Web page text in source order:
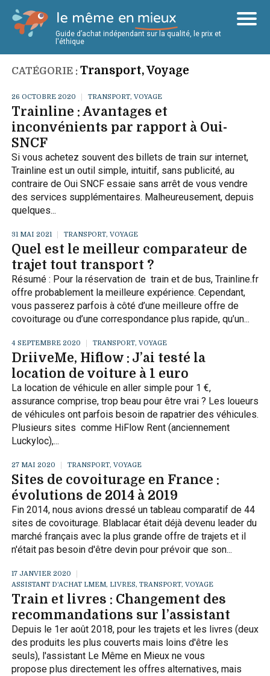
Guide d’achat indépendant sur la qualité, le prix et
l'éthique
CATÉGORIE : Transport, Voyage
26 OCTOBRE 2020 TRANSPORT, VOYAGE
Trainline : Avantages et
inconvénients par rapport à Oui-
SNCF
Si vous achetez souvent des billets de train sur internet,
Trainline est un outil simple, intuitif, sans publicité, au
contraire de Oui SNCF essaie sans arrêt de vous vendre
des services supplémentaires. Malheureusement, depuis
quelques...
31 MAI 2021 TRANSPORT, VOYAGE
Quel est le meilleur comparateur de
trajet tout transport ?
Résumé : Pour la réservation de train et de bus, Trainline.fr
offre probablement la meilleure expérience. Cependant,
vous passerez parfois à côté d’une meilleure offre de
covoiturage ou d’une correspondance plus rapide, qu’un...
4 SEPTEMBRE 2020 TRANSPORT, VOYAGE
DriiveMe, Hiflow : J’ai testé la
location de voiture à 1 euro
La location de véhicule en aller simple pour 1 €,
assurance comprise, trop beau pour être vrai ? Les loueurs
de véhicules ont parfois besoin de rapatrier des véhicules.
Plusieurs sites comme HiFlow Rent (anciennement
Luckyloc),...
27 MAI 2020 TRANSPORT, VOYAGE
Sites de covoiturage en France :
évolutions de 2014 à 2019
Fin 2014, nous avions dressé un tableau comparatif de 44
sites de covoiturage. Blablacar était déjà devenu leader du
marché français avec la plus grande offre de trajets et il
n'était pas besoin d'être devin pour prévoir que son...
17 JANVIER 2020
ASSISTANT D'ACHAT LMEM, LIVRES, TRANSPORT, VOYAGE
Train et livres : Changement des
recommandations sur l’assistant
Depuis le 1er août 2018, pour les trajets et les livres (deux
des produits les plus couverts mais loins d'être les
seuls), l'assistant Le Même en Mieux ne vous
propose plus directement les offres alternatives, mais